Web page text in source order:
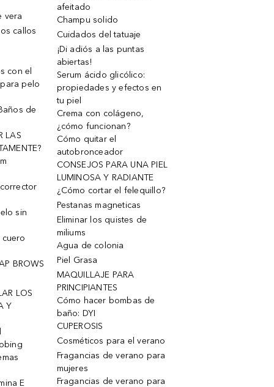
vera
callos
con el
pelo
de
LAS
sin
cuero
BROWS
LOS
Y
E
afeitado
Champu solido
Cuidados del tatuaje
¡Di adiós a las puntas
abiertas!
Serum ácido glicólico:
propiedades y efectos en
tu piel
Crema con colágeno,
¿cómo funcionan?
Cómo quitar el
autobronceador
CONSEJOS PARA UNA PIEL
LUMINOSA Y RADIANTE
¿Cómo cortar el felequillo?
Pestanas magneticas
Eliminar los quistes de
miliums
Agua de colonia
Piel Grasa
MAQUILLAJE PARA
PRINCIPIANTES
Cómo hacer bombas de
baño: DYI
CUPEROSIS
Cosméticos para el verano
Fragancias de verano para
mujeres
Fragancias de verano para